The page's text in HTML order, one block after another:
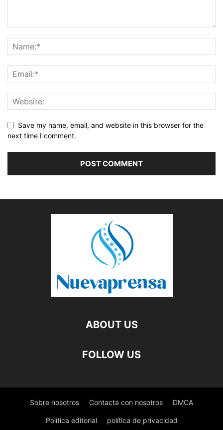
Save my name, email, and website in this browser for the
next time I comment.
ABOUT US
FOLLOW US
Sobre nosotros Contacta con nosotros DMCA
Política editorial política de privacidad